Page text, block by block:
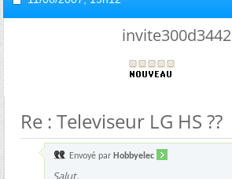
invite300d3442
Re : Televiseur LG HS ??
Envoyé par Hobbyelec
Salut,